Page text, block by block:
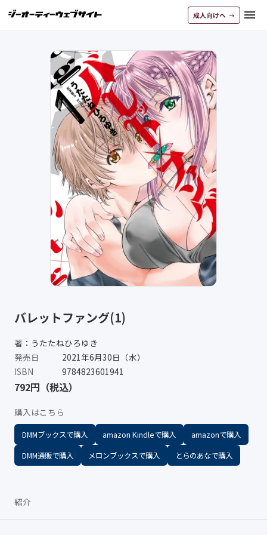
成人向けへ menu
バレットファング(1)
著：うたたねひろゆき
発売日
2021年6月30日（水）
ISBN
9784823601941
792円（税込）
購入はこちら
DMMブックスで購入 amazon Kindleで購入
amazonで購入
DMM通販で購入
メロンブックスで購入 とらのあなで購入
紹介